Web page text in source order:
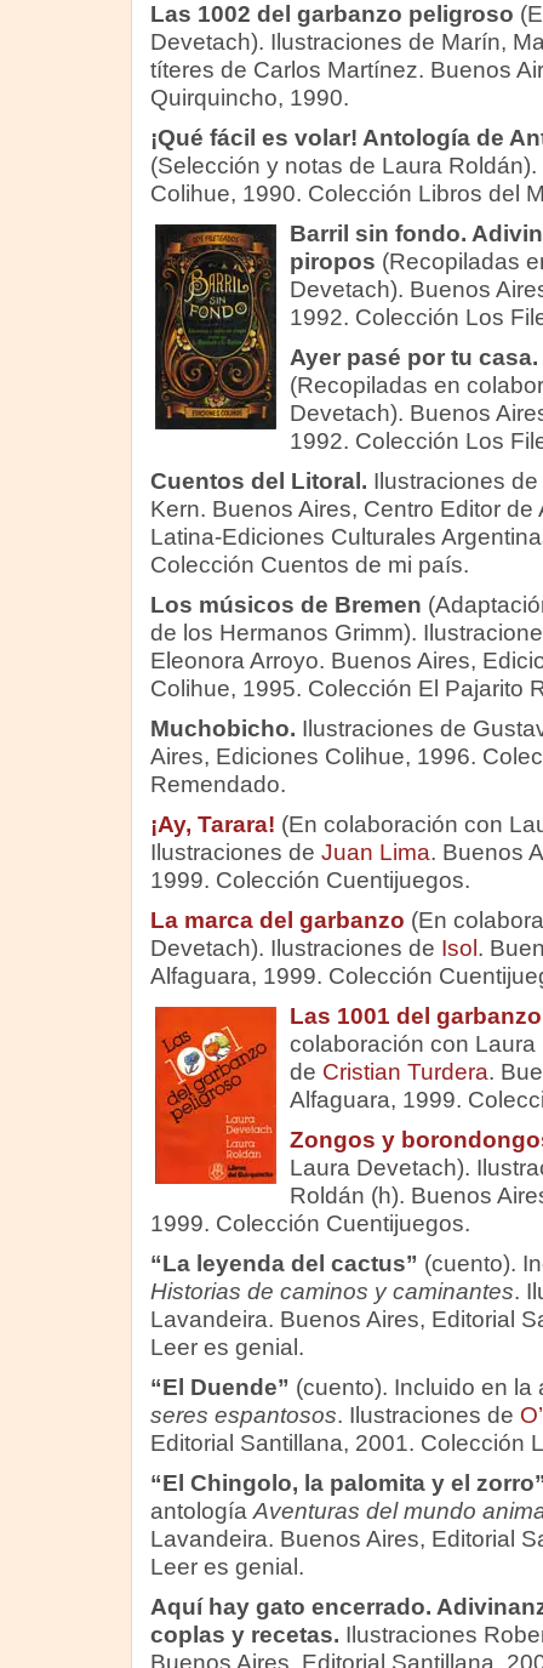
Las 1002 del garbanzo peligroso
Devetach). Ilustraciones de Marín,
títeres de Carlos Martínez. Buenos
Quirquincho, 1990.
¡Qué fácil es volar! Antología de
(Selección y notas de Laura
Colihue, 1990. Colección Libros del
Barril sin fondo.
piropos (Recopiladas
Devetach). Buenos
1992. Colección Los
Ayer pasé por tu
(Recopiladas en
Devetach). Buenos
1992. Colección Los
Cuentos del Litoral. Ilustraciones
Kern. Buenos Aires, Centro Editor de
Latina-Ediciones Culturales
Colección Cuentos de mi país.
Los músicos de Bremen
de los Hermanos Grimm).
Eleonora Arroyo. Buenos Aires,
Colihue, 1995. Colección El Pajarito
Muchobicho. Ilustraciones de
Aires, Ediciones Colihue, 1996.
Remendado.
¡Ay, Tarara! (En colaboración con
Ilustraciones de Juan Lima. Buenos
1999. Colección Cuentijuegos.
La marca del garbanzo (En
Devetach). Ilustraciones de Isol .
Alfaguara, 1999. Colección
Las 1001 del
colaboración con
de Cristian Turdera.
Alfaguara, 1999.
Zongos y
Laura Devetach).
Roldán (h). Buenos
1999. Colección Cuentijuegos.
“La leyenda del cactus” (cuento).
Historias de caminos y caminantes.
Lavandeira. Buenos Aires, Editorial
Leer es genial.
“El Duende” (cuento). Incluido en
seres espantosos. Ilustraciones de
Editorial Santillana, 2001. Colección
“El Chingolo, la palomita y el zorro
antología Aventuras del mundo
Lavandeira. Buenos Aires, Editorial
Leer es genial.
Aquí hay gato encerrado.
coplas y recetas. Ilustraciones
Buenos Aires, Editorial Santillana,